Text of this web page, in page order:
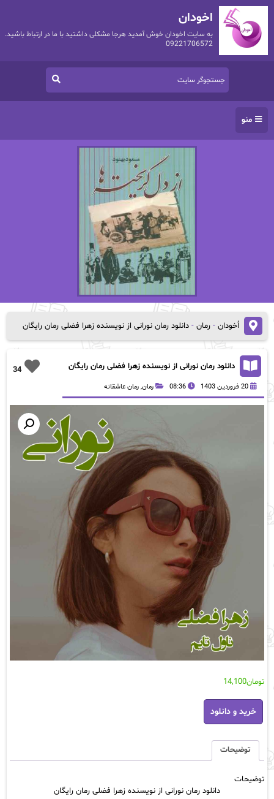
اخودان
به سایت اخودان خوش آمدید هرجا مشکلی داشتید با ما در ارتباط باشید.
09221706572
منو
اُخودان- رمان- دانلود رمان نورانی از نویسنده زهرا فضلی رمان رایگان
34 دانلود رمان نورانی از نویسنده زهرا فضلی رمان رایگان
20 فروردین 1403 08:36 رمان, رمان عاشقانه
تومان14,100
دانلود
رمان
نورانی
نویسنده
زهرا
رمان
خرید و دانلود
توضیحات
توضیحات
دانلود رمان نورانی از نویسنده زهرا فضلی رمان رایگان